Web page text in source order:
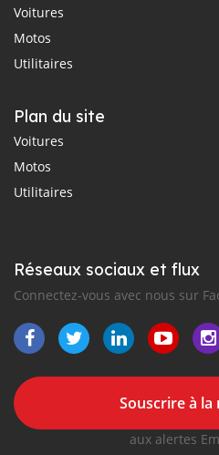
Voitures
Motos
Utilitaires
Plan du site
Voitures
Motos
Utilitaires
Réseaux sociaux et flux
Connectez-vous avec nous sur
Souscrire à
aux alertes